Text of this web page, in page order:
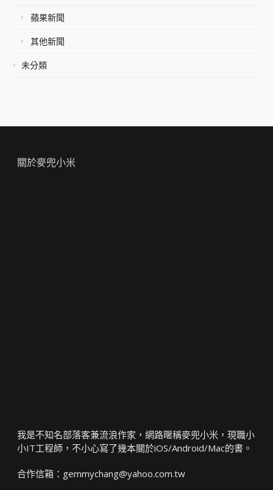
蘋果新聞
其他新聞
未分類
關於麥兜小米
我是不知名部落客兼流浪作家，網路暱稱麥兜小米，現職小
小IT工程師，不小心寫了幾本關於iOS/Android/Mac的書。
合作信箱： gemmychang@yahoo.com.tw